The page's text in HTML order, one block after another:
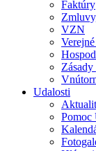
Faktúry
VZN
Udalosti
Pomoc